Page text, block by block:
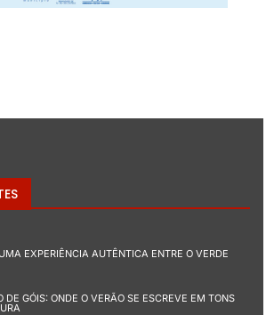
EXPERIÊNCIA AUTÊNTICA ENTRE O VERDE
DE GÓIS: ONDE O VERÃO SE ESCREVE EM TONS